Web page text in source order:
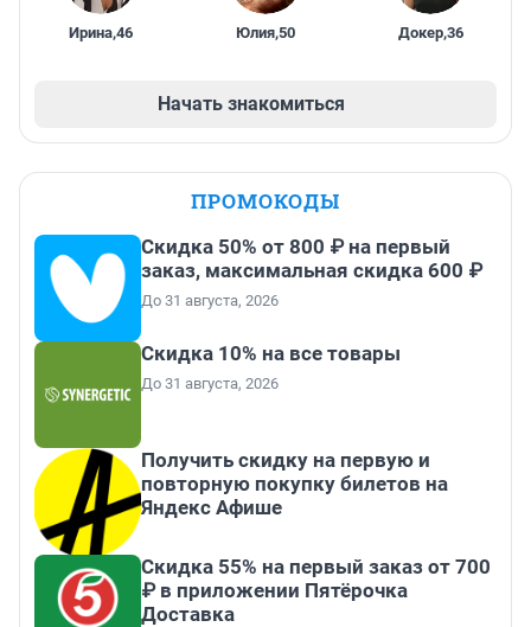
Ирина,46 Юлия,50 Докер,36
Начать знакомиться
ПРОМОКОДЫ
Скидка 50% от 800 ₽ на первый
заказ, максимальная скидка 600 ₽
До 31 августа, 2026
Скидка 10% на все товары
До 31 августа, 2026
Получить скидку на первую и
повторную покупку билетов на
Яндекс Афише
Скидка 55% на первый заказ от 700
₽ в приложении Пятёрочка
Доставка